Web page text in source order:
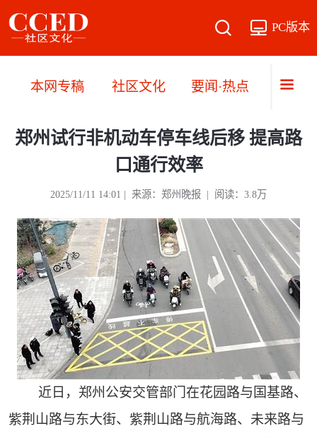
PC版本
本网专稿 社区文化 要闻·热点 直播·
郑州试行非机动车停车线后移 提高路
口通行效率
2025/11/11 14:01 | 来源：郑州晚报 | 阅读：3.8万
近日，郑州公安交管部门在花园路与国基路、
紫荆山路与东大街、紫荆山路与航海路、未来路与